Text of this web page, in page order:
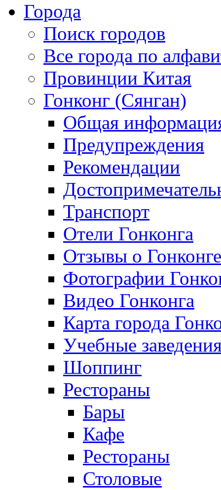
Города
Поиск городов
Все города по
Провинции Китая
Гонконг (Сянган)
Общая
Предупреждения
Рекомендации
Транспорт
Отели Гонконга
Отзывы о Гонконге
Фотографии
Видео Гонконга
Карта города
Учебные
Шоппинг
Рестораны
Бары
Кафе
Рестораны
Столовые